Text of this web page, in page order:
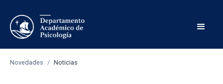
Novedades / Noticias